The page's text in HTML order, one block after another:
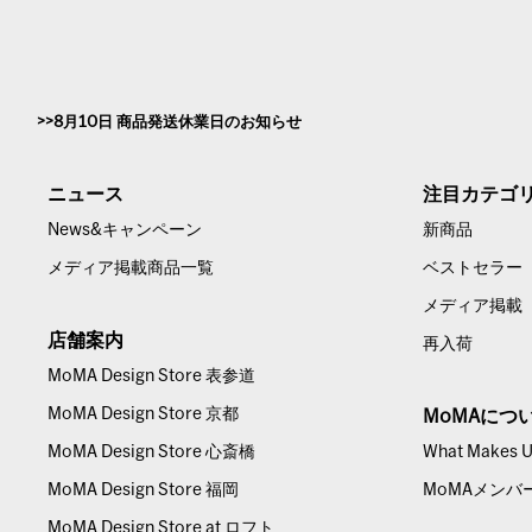
8月10日 商品発送休業日のお知らせ
ニュース
News&キャンペーン
メディア掲載商品一覧
店舗案内
MoMA Design Store 表参道
MoMA Design Store 京都
MoMA Design Store 心斎橋
MoMA Design Store 福岡
MoMA Design Store at ロフト
注目カテゴ
新商品
ベストセラー
メディア掲載
再入荷
MoMAにつ
What Makes
MoMAメンバ